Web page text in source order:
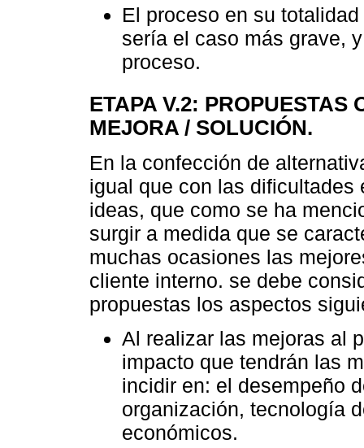
El proceso en su
sería el caso más grave,
proceso.
ETAPA V.2: PROPUESTAS
MEJORA / SOLUCIÓN.
En la confección de
igual que con las dificultades
ideas, que como se ha
surgir a medida que se
muchas ocasiones las
cliente interno. se debe
propuestas los aspectos
Al realizar las mejoras al
impacto que tendrán las
incidir en: el desempeño
organización, tecnología
económicos.